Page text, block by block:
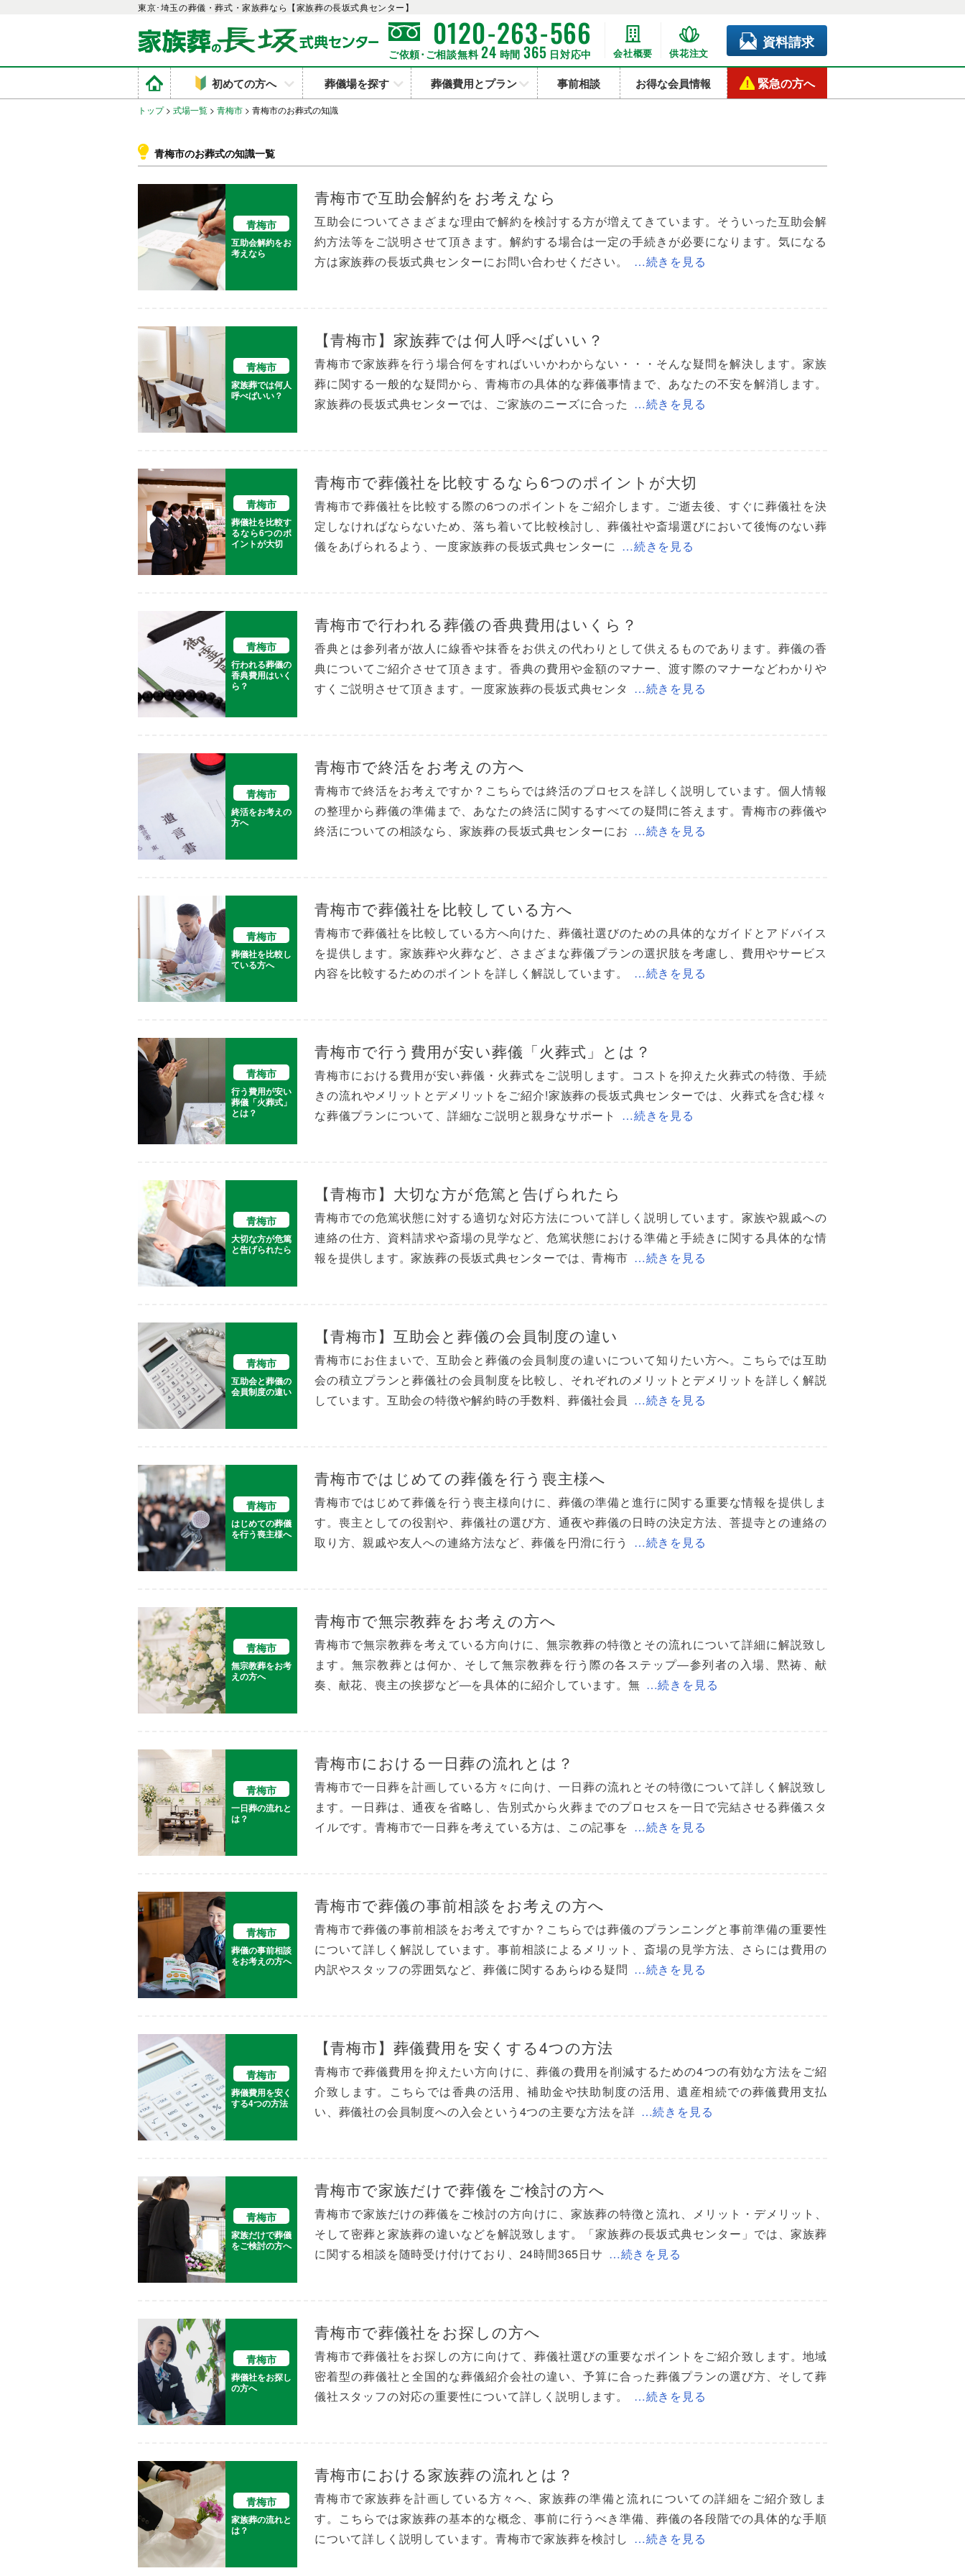
東京･埼玉の葬儀・葬式・家族葬なら【家族葬の長坂式典センター】
0120-263-566
ご依頼･ご相談無料 24 時間 365 日対応中 会社概要 供花注文
資料請求
初めての方へ 葬儀場を探す 葬儀費用とプラン 事前相談 お得な会員情報 緊急の方へ
トップ > 式場一覧 > 青梅市 > 青梅市のお葬式の知識
青梅市のお葬式の知識一覧
青梅市
互助会解約をお
考えなら
青梅市で互助会解約をお考えなら
互助会についてさまざまな理由で解約を検討する方が増えてきています。そういった互助会解
約方法等をご説明させて頂きます。解約する場合は一定の手続きが必要になります。気になる
方は家族葬の長坂式典センターにお問い合わせください。
…続きを見る
青梅市
家族葬では何人
呼べばいい？
【青梅市】家族葬では何人呼べばいい？
青梅市で家族葬を行う場合何をすればいいかわからない・・・そんな疑問を解決します。家族
葬に関する一般的な疑問から、青梅市の具体的な葬儀事情まで、あなたの不安を解消します。
家族葬の長坂式典センターでは、ご家族のニーズに合った …続きを見る
青梅市
葬儀社を比較す
るなら6つのポ
イントが大切
青梅市で葬儀社を比較するなら6つのポイントが大切
青梅市で葬儀社を比較する際の6つのポイントをご紹介します。ご逝去後、すぐに葬儀社を決
定しなければならないため、落ち着いて比較検討し、葬儀社や斎場選びにおいて後悔のない葬
儀をあげられるよう、一度家族葬の長坂式典センターに …続きを見る
青梅市
行われる葬儀の
香典費用はいく
ら？
青梅市で行われる葬儀の香典費用はいくら？
香典とは参列者が故人に線香や抹香をお供えの代わりとして供えるものであります。葬儀の香
典についてご紹介させて頂きます。香典の費用や金額のマナー、渡す際のマナーなどわかりや
すくご説明させて頂きます。一度家族葬の長坂式典センタ …続きを見る
青梅市
終活をお考えの
方へ
青梅市で終活をお考えの方へ
青梅市で終活をお考えですか？こちらでは終活のプロセスを詳しく説明しています。個人情報
の整理から葬儀の準備まで、あなたの終活に関するすべての疑問に答えます。青梅市の葬儀や
終活についての相談なら、家族葬の長坂式典センターにお …続きを見る
青梅市
葬儀社を比較し
ている方へ
青梅市で葬儀社を比較している方へ
青梅市で葬儀社を比較している方へ向けた、葬儀社選びのための具体的なガイドとアドバイス
を提供します。家族葬や火葬など、さまざまな葬儀プランの選択肢を考慮し、費用やサービス
内容を比較するためのポイントを詳しく解説しています。
…続きを見る
青梅市
行う費用が安い
葬儀「火葬式」
とは？
青梅市で行う費用が安い葬儀「火葬式」とは？
青梅市における費用が安い葬儀・火葬式をご説明します。コストを抑えた火葬式の特徴、手続
きの流れやメリットとデメリットをご紹介!家族葬の長坂式典センターでは、火葬式を含む様々
な葬儀プランについて、詳細なご説明と親身なサポート
…続きを見る
青梅市
大切な方が危篤
と告げられたら
【青梅市】大切な方が危篤と告げられたら
青梅市での危篤状態に対する適切な対応方法について詳しく説明しています。家族や親戚への
連絡の仕方、資料請求や斎場の見学など、危篤状態における準備と手続きに関する具体的な情
報を提供します。家族葬の長坂式典センターでは、青梅市 …続きを見る
青梅市
互助会と葬儀の
会員制度の違い
【青梅市】互助会と葬儀の会員制度の違い
青梅市にお住まいで、互助会と葬儀の会員制度の違いについて知りたい方へ。こちらでは互助
会の積立プランと葬儀社の会員制度を比較し、それぞれのメリットとデメリットを詳しく解説
しています。互助会の特徴や解約時の手数料、葬儀社会員 …続きを見る
青梅市
はじめての葬儀
を行う喪主様へ
青梅市ではじめての葬儀を行う喪主様へ
青梅市ではじめて葬儀を行う喪主様向けに、葬儀の準備と進行に関する重要な情報を提供しま
す。喪主としての役割や、葬儀社の選び方、通夜や葬儀の日時の決定方法、菩提寺との連絡の
取り方、親戚や友人への連絡方法など、葬儀を円滑に行う
…続きを見る
青梅市
無宗教葬をお考
えの方へ
青梅市で無宗教葬をお考えの方へ
青梅市で無宗教葬を考えている方向けに、無宗教葬の特徴とその流れについて詳細に解説致し
ます。無宗教葬とは何か、そして無宗教葬を行う際の各ステップ―参列者の入場、黙祷、献
奏、献花、喪主の挨拶など―を具体的に紹介しています。無 …続きを見る
青梅市
一日葬の流れと
は？
青梅市における一日葬の流れとは？
青梅市で一日葬を計画している方々に向け、一日葬の流れとその特徴について詳しく解説致し
ます。一日葬は、通夜を省略し、告別式から火葬までのプロセスを一日で完結させる葬儀スタ
イルです。青梅市で一日葬を考えている方は、この記事を …続きを見る
青梅市
葬儀の事前相談
をお考えの方へ
青梅市で葬儀の事前相談をお考えの方へ
青梅市で葬儀の事前相談をお考えですか？こちらでは葬儀のプランニングと事前準備の重要性
について詳しく解説しています。事前相談によるメリット、斎場の見学方法、さらには費用の
内訳やスタッフの雰囲気など、葬儀に関するあらゆる疑問 …続きを見る
青梅市
葬儀費用を安く
する4つの方法
【青梅市】葬儀費用を安くする4つの方法
青梅市で葬儀費用を抑えたい方向けに、葬儀の費用を削減するための4つの有効な方法をご紹
介致します。こちらでは香典の活用、補助金や扶助制度の活用、遺産相続での葬儀費用支払
い、葬儀社の会員制度への入会という4つの主要な方法を詳 …続きを見る
青梅市
家族だけで葬儀
をご検討の方へ
青梅市で家族だけで葬儀をご検討の方へ
青梅市で家族だけの葬儀をご検討の方向けに、家族葬の特徴と流れ、メリット・デメリット、
そして密葬と家族葬の違いなどを解説致します。「家族葬の長坂式典センター」では、家族葬
に関する相談を随時受け付けており、24時間365日サ …続きを見る
青梅市
葬儀社をお探し
の方へ
青梅市で葬儀社をお探しの方へ
青梅市で葬儀社をお探しの方に向けて、葬儀社選びの重要なポイントをご紹介致します。地域
密着型の葬儀社と全国的な葬儀紹介会社の違い、予算に合った葬儀プランの選び方、そして葬
儀社スタッフの対応の重要性について詳しく説明します。
…続きを見る
青梅市
家族葬の流れと
は？
青梅市における家族葬の流れとは？
青梅市で家族葬を計画している方々へ、家族葬の準備と流れについての詳細をご紹介致しま
す。こちらでは家族葬の基本的な概念、事前に行うべき準備、葬儀の各段階での具体的な手順
について詳しく説明しています。青梅市で家族葬を検討し …続きを見る